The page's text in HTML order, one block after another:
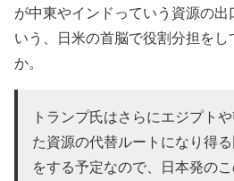
が中東やインドっていう資源の
いう、日米の首脳で役割分担を
か。
トランプ氏はさらにエジプト
た資源の代替ルートになり得
をする予定なので、日本発の